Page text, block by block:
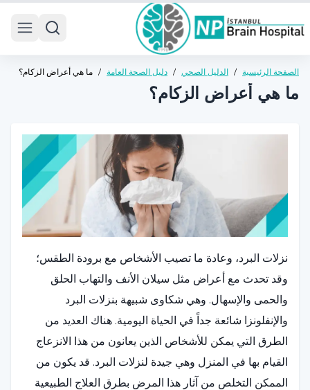
الصفحة الرئيسية / الدليل الصحي / دليل الصحة العامة / ما هي أعراض الزكام؟
ما هي أعراض الزكام؟
نزلات البرد، وعادة ما تصيب الأشخاص مع برودة الطقس؛
وقد تحدث مع أعراض مثل سيلان الأنف والتهاب الحلق
والحمى والإسهال. وهي شكاوى شبيهة بنزلات البرد
والإنفلونزا شائعة جداً في الحياة اليومية. هناك العديد من
الطرق التي يمكن للأشخاص الذين يعانون من هذا الانزعاج
القيام بها في المنزل وهي جيدة لنزلات البرد. قد يكون من
الممكن التخلص من آثار هذا المرض بطرق العلاج الطبيعية